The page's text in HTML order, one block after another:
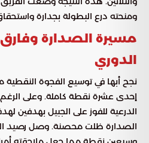
ومنحته درع البطولة بجدارة
مسيرة الصدارة وفارق
الدوري
نجح أبها في توسيع الفجوة
إحدى عشرة نقطة كاملة. وعلى
الدرعية للفوز على الجبيل بهدفين
الصدارة ظلت محصنة. وصل رصيد